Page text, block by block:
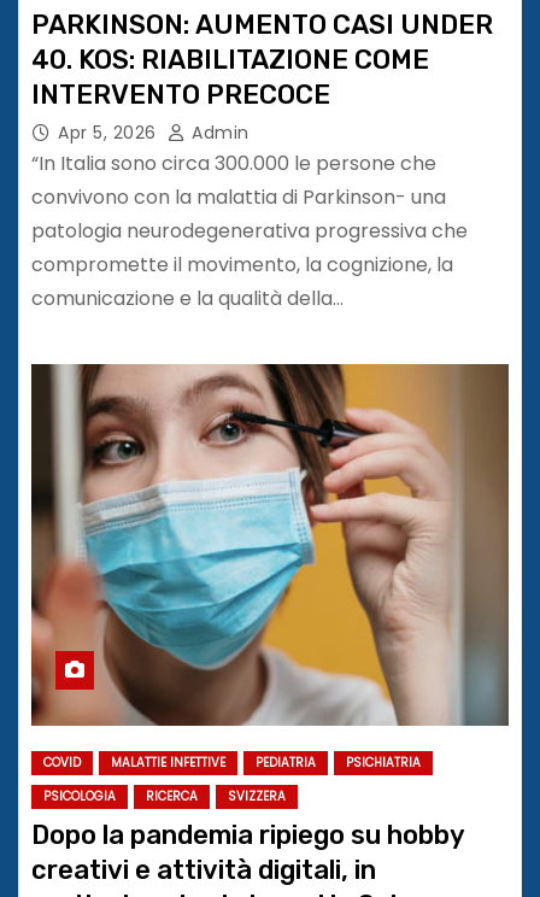
PARKINSON: AUMENTO CASI UNDER
40. KOS: RIABILITAZIONE COME
INTERVENTO PRECOCE
Apr 5, 2026 Admin
“In Italia sono circa 300.000 le persone che
convivono con la malattia di Parkinson- una
patologia neurodegenerativa progressiva che
compromette il movimento, la cognizione, la
comunicazione e la qualità della…
COVID MALATTIE INFETTIVE PEDIATRIA
PSICHIATRIA
PSICOLOGIA
RICERCA SVIZZERA
Dopo la pandemia ripiego su hobby
creativi e attività digitali, in